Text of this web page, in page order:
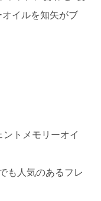
イルを知矢がブ
ントメモリーオイ
も人気のあるフレ